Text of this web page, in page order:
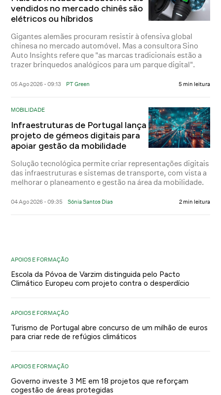
vendidos no mercado chinês são
elétricos ou híbridos
Gigantes alemães procuram resistir à ofensiva global
chinesa no mercado automóvel. Mas a consultora Sino
Auto Insights refere que "as marcas tradicionais estão a
trazer brinquedos analógicos para um parque digital".
05 Ago 2026 - 09:13 PT Green 5 min leitura
MOBILIDADE
Infraestruturas de Portugal lança
projeto de gémeos digitais para
apoiar gestão da mobilidade
Solução tecnológica permite criar representações digitais
das infraestruturas e sistemas de transporte, com vista a
melhorar o planeamento e gestão na área da mobilidade.
04 Ago 2026 - 09:35 Sónia Santos Dias 2 min leitura
APOIOS E FORMAÇÃO
Escola da Póvoa de Varzim distinguida pelo Pacto
Climático Europeu com projeto contra o desperdício
APOIOS E FORMAÇÃO
Turismo de Portugal abre concurso de um milhão de euros
para criar rede de refúgios climáticos
APOIOS E FORMAÇÃO
Governo investe 3 ME em 18 projetos que reforçam
cogestão de áreas protegidas